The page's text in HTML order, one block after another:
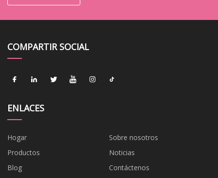
COMPARTIR SOCIAL
ENLACES
Hogar
Sobre nosotros
Productos
Noticias
Blog
Contáctenos